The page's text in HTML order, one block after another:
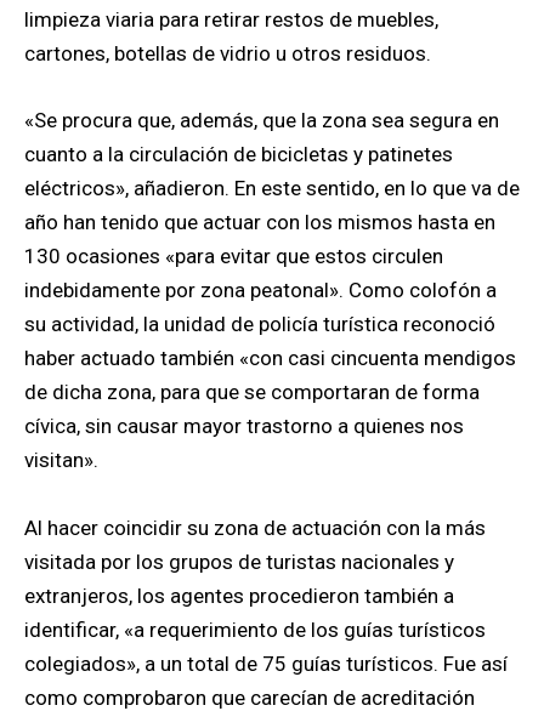
limpieza viaria para retirar restos de muebles,
cartones, botellas de vidrio u otros residuos.
«Se procura que, además, que la zona sea segura en
cuanto a la circulación de bicicletas y patinetes
eléctricos», añadieron. En este sentido, en lo que va de
año han tenido que actuar con los mismos hasta en
130 ocasiones «para evitar que estos circulen
indebidamente por zona peatonal». Como colofón a
su actividad, la unidad de policía turística reconoció
haber actuado también «con casi cincuenta mendigos
de dicha zona, para que se comportaran de forma
cívica, sin causar mayor trastorno a quienes nos
visitan».
Al hacer coincidir su zona de actuación con la más
visitada por los grupos de turistas nacionales y
extranjeros, los agentes procedieron también a
identificar, «a requerimiento de los guías turísticos
colegiados», a un total de 75 guías turísticos. Fue así
como comprobaron que carecían de acreditación